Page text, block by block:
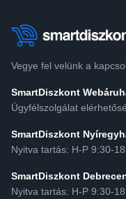
Vegye fel velünk a
SmartDiszkont
Ügyfélszolgálat
SmartDiszkont
Nyitva tartás: H-P 9:30-
SmartDiszkont
Nyitva tartás: H-P 9:30-